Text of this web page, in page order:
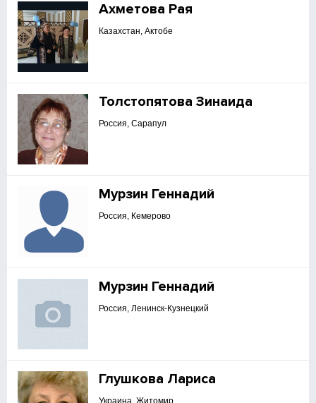
Ахметова Рая
Казахстан, Актобе
Толстопятова Зинаида
Россия, Сарапул
Мурзин Геннадий
Россия, Кемерово
Мурзин Геннадий
Россия, Ленинск-Кузнецкий
Глушкова Лариса
Украина, Житомир